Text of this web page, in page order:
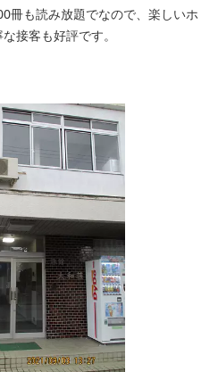
冊も読み放題でなので、楽しいホ
接客も好評です。